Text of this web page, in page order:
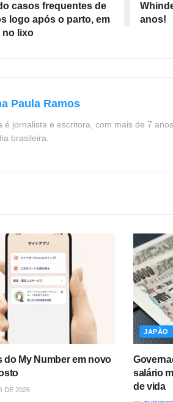
casos frequentes de
logo após o parto, em
no lixo
anos!
Paula Ramos
é jornalista e escritora, com mais de 7
brasileira.
My Number em novo
DE 2026
JAPÃO
salário
de vida